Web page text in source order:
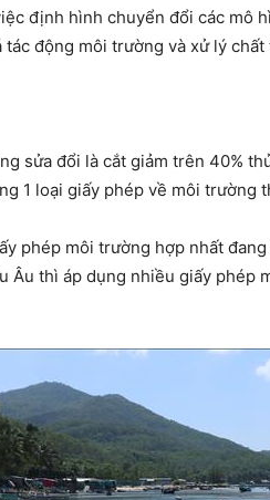
định hình chuyển đổi các mô
động môi trường và xử lý chất
sửa đổi là cắt giảm trên 40%
1 loại giấy phép về môi trường
môi trường hợp nhất
Âu thì áp dụng nhiều giấy